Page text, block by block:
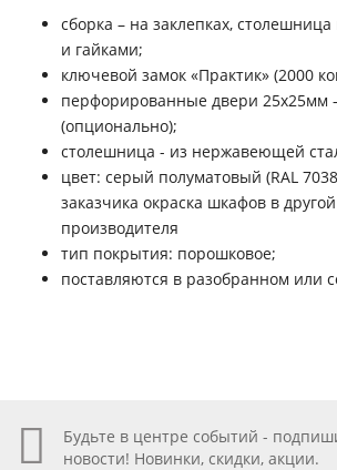
сборка – на заклепках,
и гайками;
ключевой замок «Практик» (2000
перфорированные двери 25х25мм
(опционально);
столешница - из нержавеющей
цвет: серый полуматовый (RAL
заказчика окраска шкафов в
производителя
тип покрытия: порошковое;
поставляются в разобранном или
Будьте в центре событий -
новости! Новинки, скидки, акции.